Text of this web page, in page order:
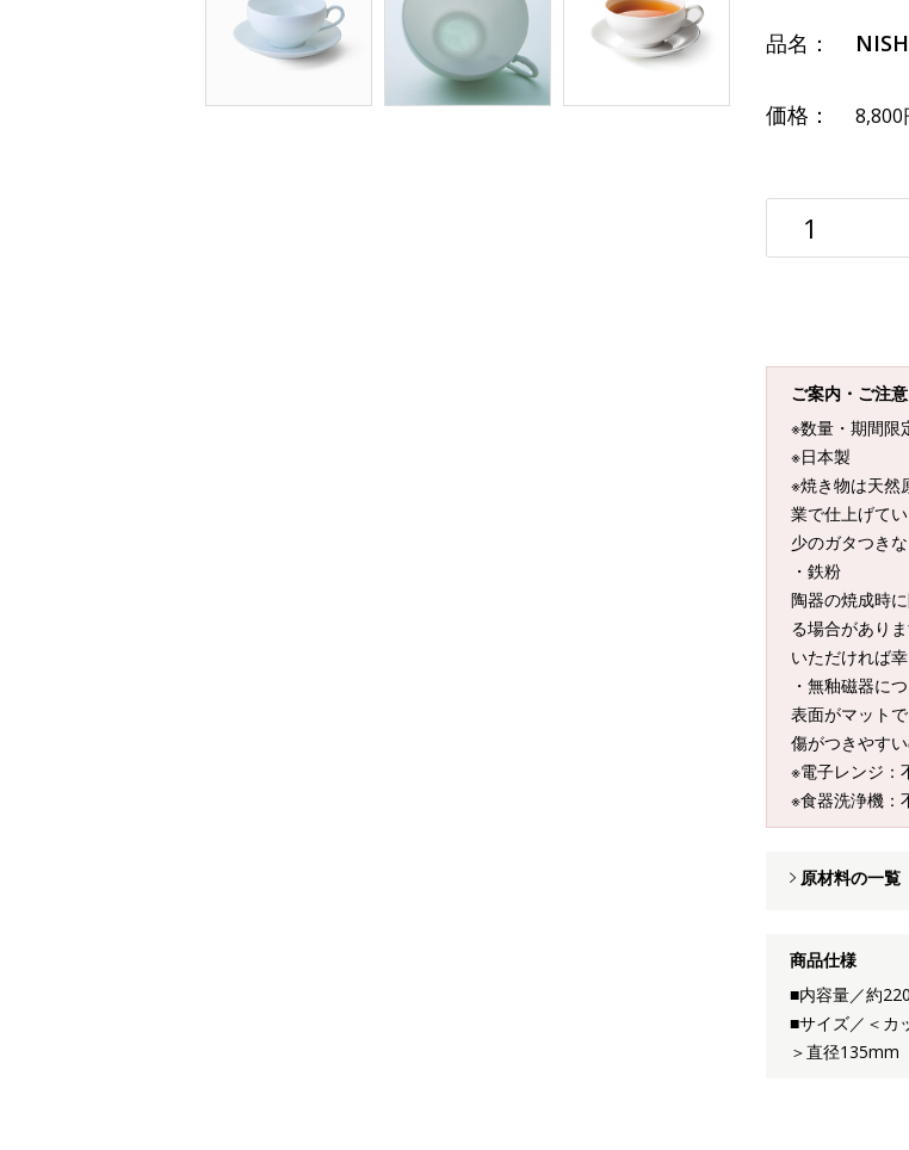
品名：
価格： 8,800
ご案内・ご注意
※数量・期間限
※日本製
※焼き物は天然
業で仕上げて
少のガタつき
・鉄粉
陶器の焼成時
る場合があり
いただければ幸
・無釉磁器に
表面がマット
傷がつきやす
※電子レンジ：
※食器洗浄機：
原材料の一覧
商品仕様
■内容量／約
■サイズ／＜カ
＞直径135mm